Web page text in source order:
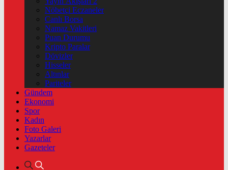
Nöbetçi Eczaneler
Canlı Borsa
Namaz Vakitleri
Puan Durumu
Kripto Paralar
Dövizler
Hisseler
Altınlar
Pariteler
Gündem
Ekonomi
Spor
Kadın
Foto Galeri
Yazarlar
Gazeteler